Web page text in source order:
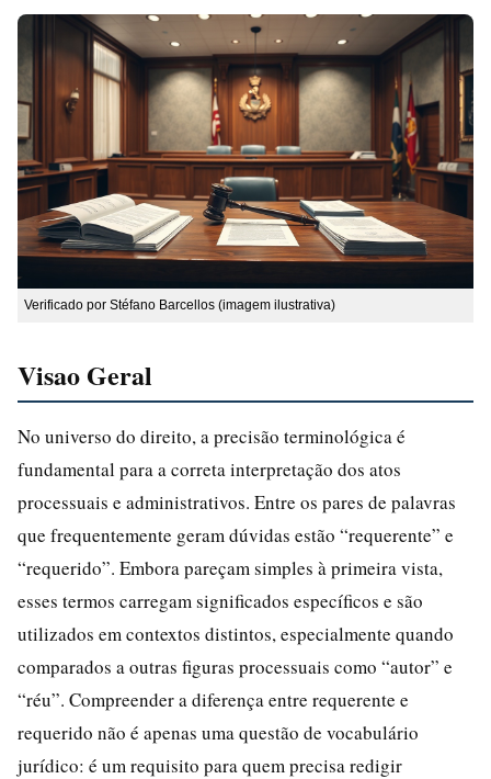
Verificado por Stéfano Barcellos (imagem ilustrativa)
Visao Geral
No universo do direito, a precisão terminológica é
fundamental para a correta interpretação dos atos
processuais e administrativos. Entre os pares de palavras
que frequentemente geram dúvidas estão “requerente” e
“requerido”. Embora pareçam simples à primeira vista,
esses termos carregam significados específicos e são
utilizados em contextos distintos, especialmente quando
comparados a outras figuras processuais como “autor” e
“réu”. Compreender a diferença entre requerente e
requerido não é apenas uma questão de vocabulário
jurídico: é um requisito para quem precisa redigir